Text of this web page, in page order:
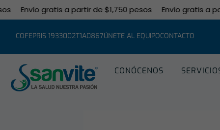
Envío gratis a partir de $1,750 pesos Envío gratis a partir
COFEPRIS 1933002T1A0867ÚNETE AL EQUIPOCONTACTO
CONÓCENOS